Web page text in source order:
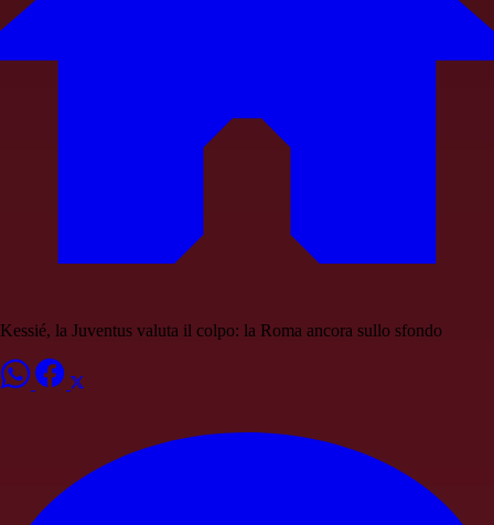
Kessié, la Juventus valuta il colpo: la Roma ancora sullo sfondo